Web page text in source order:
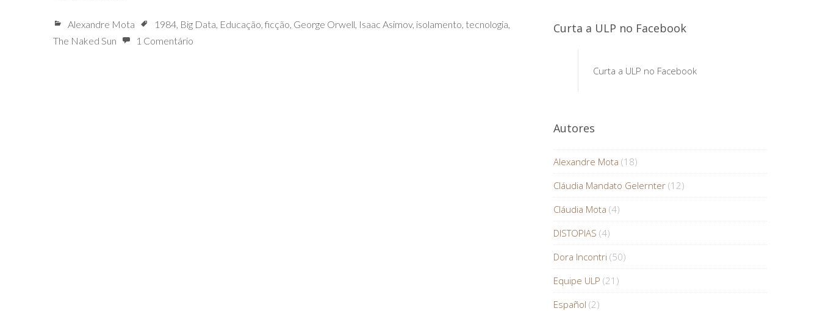
Alexandre Mota 1984 Big Data Educação ficção George Orwell Isaac Asimov, isolamento tecnologia
The Naked Sun
1 Comentário
Curta a ULP no Facebook
Curta a ULP no Facebook
Autores
Alexandre Mota (18)
Cláudia Mandato Gelernter (12)
Cláudia Mota (4)
DISTOPIAS (4)
Dora Incontri (50)
Equipe ULP (21)
Español (2)